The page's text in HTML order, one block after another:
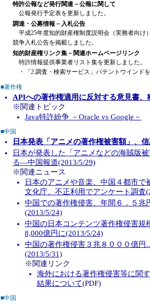
特許公報など発行関連－公報に関して
公報発行予定表を更新しました。
調達・公募情報－入札公告
平成25年度知的財産権制度説明会（実務者向け
競争入札公告を掲載しました。
知的財産権リンク集－関連ホームページリンク
特許情報提供事業者リスト集を更新しました。
・「2.調査・検索サービス」パテントウインド
■著作権
APIへの著作権適用に反対する意見書、
※関連トピック
Java特許紛争 －Oracle vs Google－
■中国
日本発表「アニメの著作権被害額」、
日本が発表した「アニメなどの海賊版
る―中国報道(2013/5/29)
※関連ニュース
日本のアニメや音楽、中国４都市で
文化庁、不正利用でアンケート調査
中国での著作権侵害、年間６．５
(2013/5/24)
中国の日本コンテンツ著作権侵害規
8,000億円に(2013/5/24)
中国の著作権侵害３兆８０００億
(2013/5/31)
※関連リンク
海外における著作権侵害等に関
結果について(PDF)
■中国